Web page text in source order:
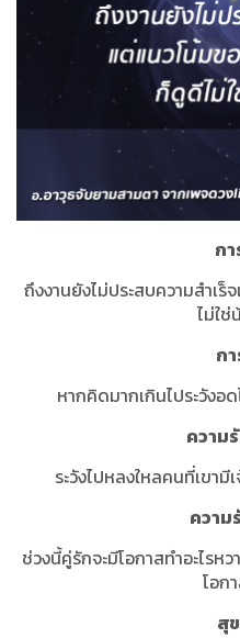
ก
ถึงงานยังไม่ประสบความสำเ
ไม่ใ
ก
หากคิดมากเกินไประวังอ
ความ
ระวังไปหลงใหลคนที่เขา
ควา
ช่วงนี้คู่รักจะมีโอกาสทำอะไร
โอก
สุ